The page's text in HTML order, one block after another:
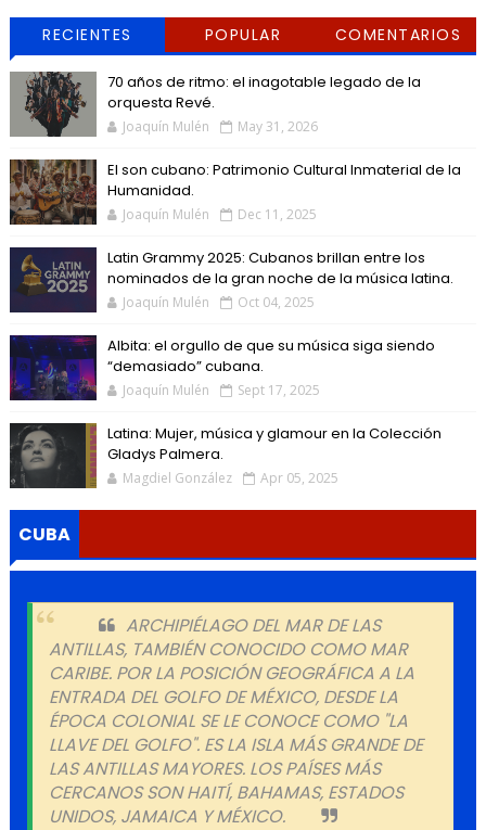
RECIENTES POPULAR COMENTARIOS
70 años de ritmo: el inagotable legado de la
orquesta Revé.
Joaquín Mulén May 31, 2026
El son cubano: Patrimonio Cultural Inmaterial de la
Humanidad.
Joaquín Mulén Dec 11, 2025
Latin Grammy 2025: Cubanos brillan entre los
nominados de la gran noche de la música latina.
Joaquín Mulén Oct 04, 2025
Albita: el orgullo de que su música siga siendo
“demasiado” cubana.
Joaquín Mulén Sept 17, 2025
Latina: Mujer, música y glamour en la Colección
Gladys Palmera.
Magdiel González Apr 05, 2025
CUBA
ARCHIPIÉLAGO DEL MAR DE LAS
ANTILLAS, TAMBIÉN CONOCIDO COMO MAR
CARIBE. POR LA POSICIÓN GEOGRÁFICA A LA
ENTRADA DEL GOLFO DE MÉXICO, DESDE LA
ÉPOCA COLONIAL SE LE CONOCE COMO "LA
LLAVE DEL GOLFO". ES LA ISLA MÁS GRANDE DE
LAS ANTILLAS MAYORES. LOS PAÍSES MÁS
CERCANOS SON HAITÍ, BAHAMAS, ESTADOS
UNIDOS, JAMAICA Y MÉXICO.